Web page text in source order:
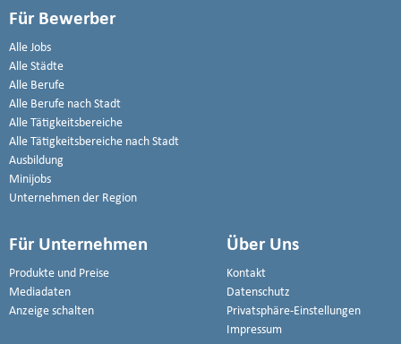
Für Bewerber
Alle Jobs
Alle Städte
Alle Berufe
Alle Berufe nach Stadt
Alle Tätigkeitsbereiche
Alle Tätigkeitsbereiche nach Stadt
Ausbildung
Minijobs
Unternehmen der Region
Für Unternehmen
Produkte und Preise
Mediadaten
Anzeige schalten
Über Uns
Kontakt
Datenschutz
Privatsphäre-Einstellungen
Impressum